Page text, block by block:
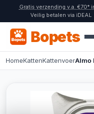
Gratis verzending v.a. €70*
Veilig betalen via iDEAL
Bopets
HomeKattenKattenvoerAlmo